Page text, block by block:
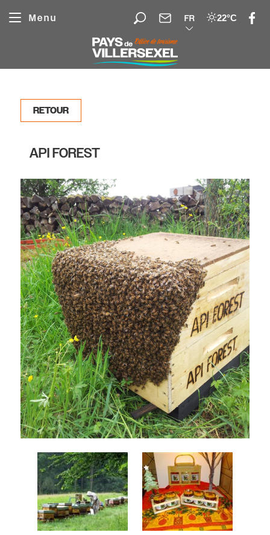
Menu FR 22°C
RETOUR
API FOREST